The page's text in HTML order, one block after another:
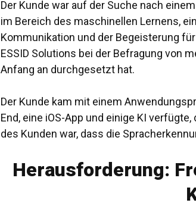
Der Kunde war auf der Suche nach
im Bereich des maschinellen Lernens,
Kommunikation und der Begeisterung
ESSID Solutions bei der Befragung von
Anfang an durchgesetzt hat.
Der Kunde kam mit einem
End, eine iOS-App und einige KI
des Kunden war, dass die
Herausforderung: